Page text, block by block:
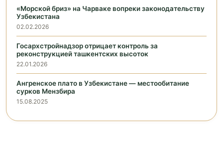
«Морской бриз» на Чарваке вопреки законодательству
Узбекистана
02.02.2026
Госархстройнадзор отрицает контроль за
реконструкцией ташкентских высоток
22.01.2026
Ангренское плато в Узбекистане — местообитание
сурков Мензбира
15.08.2025